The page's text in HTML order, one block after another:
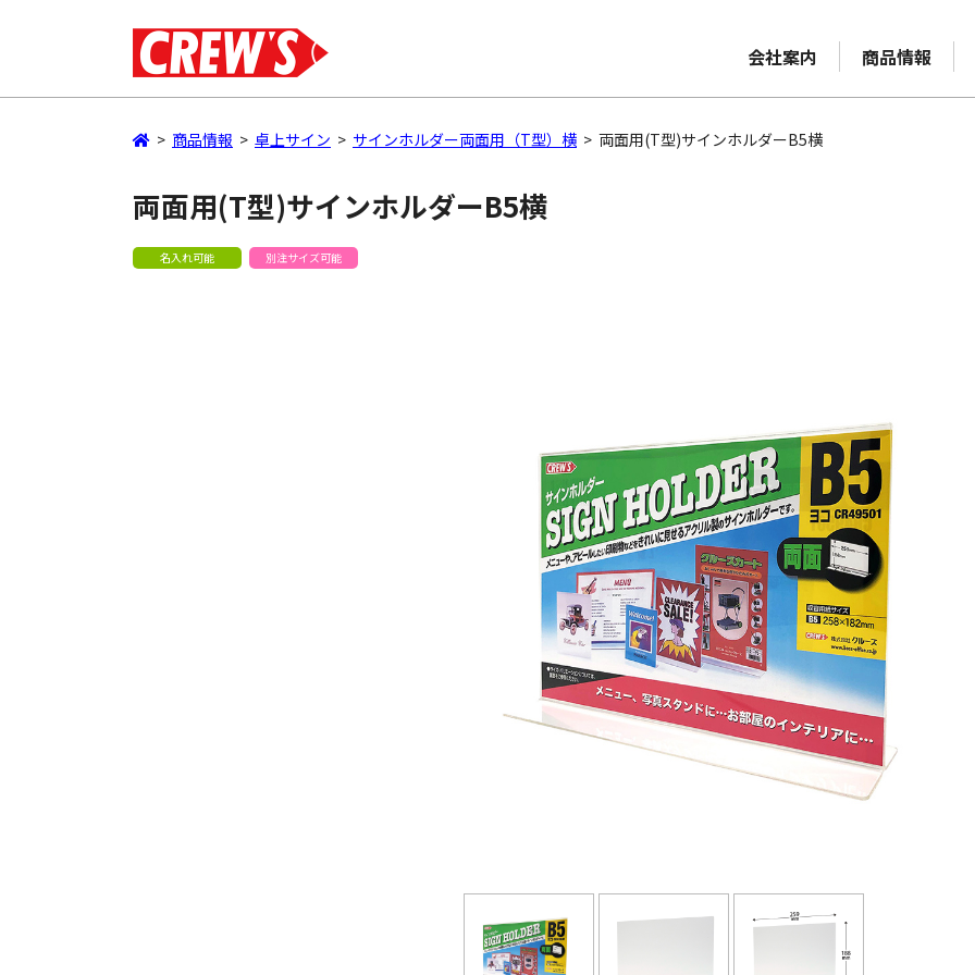
会社案内 商品情報
> 商品情報 > 卓上サイン > サインホルダー両面用（T型）横 > 両面用(T型)サインホルダーB5横
両面用(T型)サインホルダーB5横
名入れ可能 別注サイズ可能